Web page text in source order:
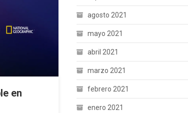
en
agosto 2021
mayo 2021
abril 2021
marzo 2021
febrero 2021
enero 2021